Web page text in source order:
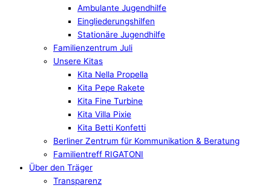
Ambulante Jugendhilfe
Eingliederungshilfen
Stationäre Jugendhilfe
Familienzentrum Juli
Unsere Kitas
Kita Nella Propella
Kita Pepe Rakete
Kita Fine Turbine
Kita Villa Pixie
Kita Betti Konfetti
Berliner Zentrum für Kommunikation & Beratung
Familientreff RIGATONI
Über den Träger
Transparenz